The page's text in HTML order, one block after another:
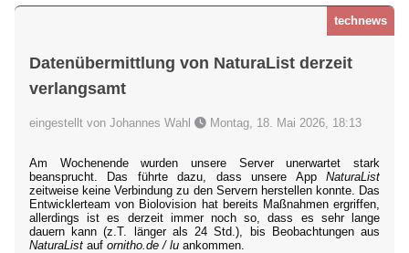
technews
Datenübermittlung von NaturaList derzeit
verlangsamt
eingestellt von Johannes Wahl Montag, 18. Mai 2026, 18:13
Am Wochenende wurden unsere Server unerwartet stark
beansprucht. Das führte dazu, dass unsere App NaturaList
zeitweise keine Verbindung zu den Servern herstellen konnte. Das
Entwicklerteam von Biolovision hat bereits Maßnahmen ergriffen,
allerdings ist es derzeit immer noch so, dass es sehr lange
dauern kann (z.T. länger als 24 Std.), bis Beobachtungen aus
NaturaList auf ornitho.de / lu ankommen.